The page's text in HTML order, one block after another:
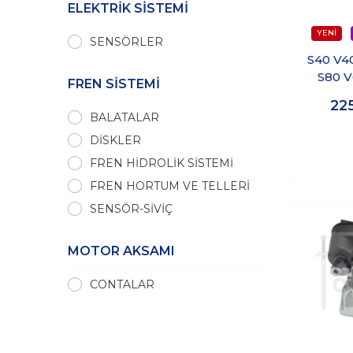
TRW
WALBURG
ZIMMERMANN
ELEKTRİK SİSTEMİ
SENSÖRLER
FREN SİSTEMİ
BALATALAR
DİSKLER
FREN HİDROLİK SİSTEMİ
FREN HORTUM VE TELLERİ
SENSÖR-SİVİÇ
MOTOR AKSAMI
CONTALAR
S40
S80